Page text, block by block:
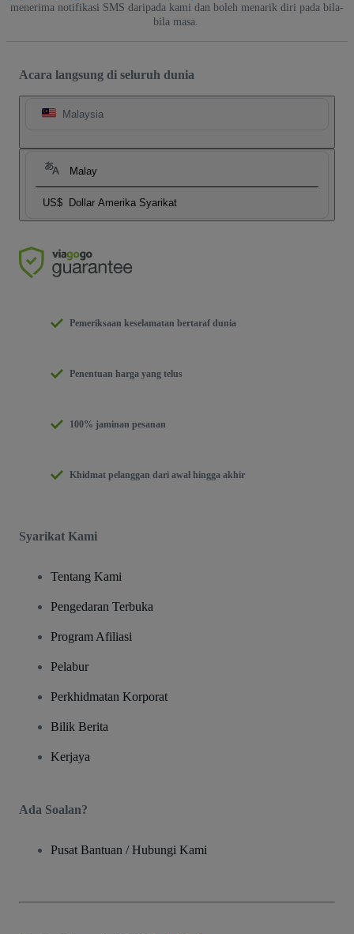
menerima notifikasi SMS daripada kami dan boleh menarik diri pada bila-
bila masa.
Acara langsung di seluruh dunia
Malaysia
Malay
US$ Dollar Amerika Syarikat
Pemeriksaan keselamatan bertaraf dunia
Penentuan harga yang telus
100% jaminan pesanan
Khidmat pelanggan dari awal hingga akhir
Syarikat Kami
Tentang Kami
Pengedaran Terbuka
Program Afiliasi
Pelabur
Perkhidmatan Korporat
Bilik Berita
Kerjaya
Ada Soalan?
Pusat Bantuan / Hubungi Kami